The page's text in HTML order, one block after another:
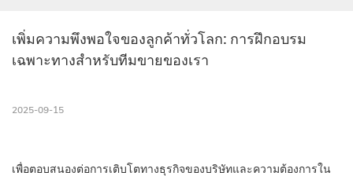
เพิ่มความพึงพอใจของลูกค้าทั่วโลก: การฝึกอบรม
เฉพาะทางสำหรับทีมขายของเรา
2025-09-15
เพื่อตอบสนองต่อการเติบโตทางธุรกิจของบริษัทและความต้องการใน